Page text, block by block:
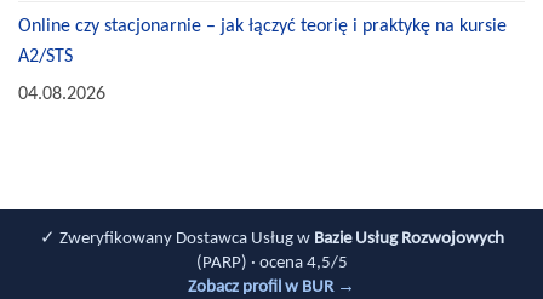
Online czy stacjonarnie – jak łączyć teorię i praktykę na kursie
A2/STS
04.08.2026
✓ Zweryfikowany Dostawca Usług w Bazie Usług Rozwojowych
(PARP) · ocena 4,5/5
Zobacz profil w BUR →